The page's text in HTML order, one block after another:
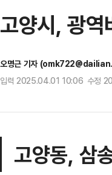
고양시, 광
오명근 기자
입력 2025.04.01 10:06 수정
고양동, 삼